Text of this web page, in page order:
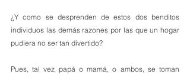
¿Y como se desprenden de estos dos benditos
individuos las demás razones por las que un hogar
pudiera no ser tan divertido?
Pues, tal vez papá o mamá, o ambos, se toman